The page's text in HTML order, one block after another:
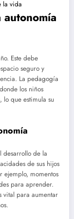
la vida
Este debe
seguro y
La pedagogía
los niños
lo que estimula su
desarrollo de la
de sus hijos
ejemplo, momentos
para aprender.
vital para aumentar